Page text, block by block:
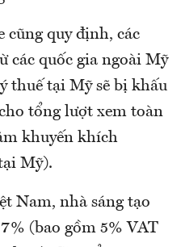
cũng quy định, các
các quốc gia ngoài Mỹ
thuế tại Mỹ sẽ bị khấu
tổng lượt xem toàn
khuyến khích
Mỹ).
Nam, nhà sáng tạo
(bao gồm 5% VAT